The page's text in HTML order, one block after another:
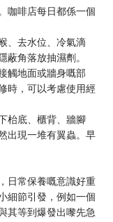
咖啡店每日都係一個
、去水位、冷氣滴
角落放抽濕劑。
觸地面或牆身嘅部
時，可以考慮使用經
枱底、櫃背、牆腳
出現一堆有翼蟲。早
日常保養嘅意識好重
細節引發，例如一個
其等到爆發出嚟先急